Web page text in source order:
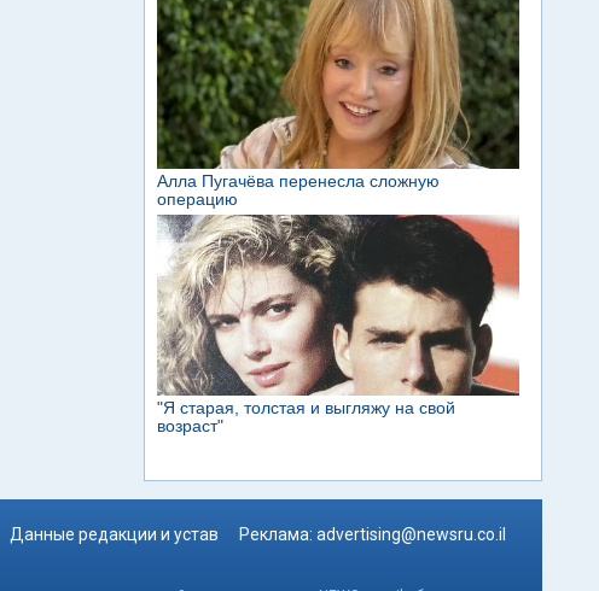
Данные редакции и устав Реклама: advertising@newsru.co.il